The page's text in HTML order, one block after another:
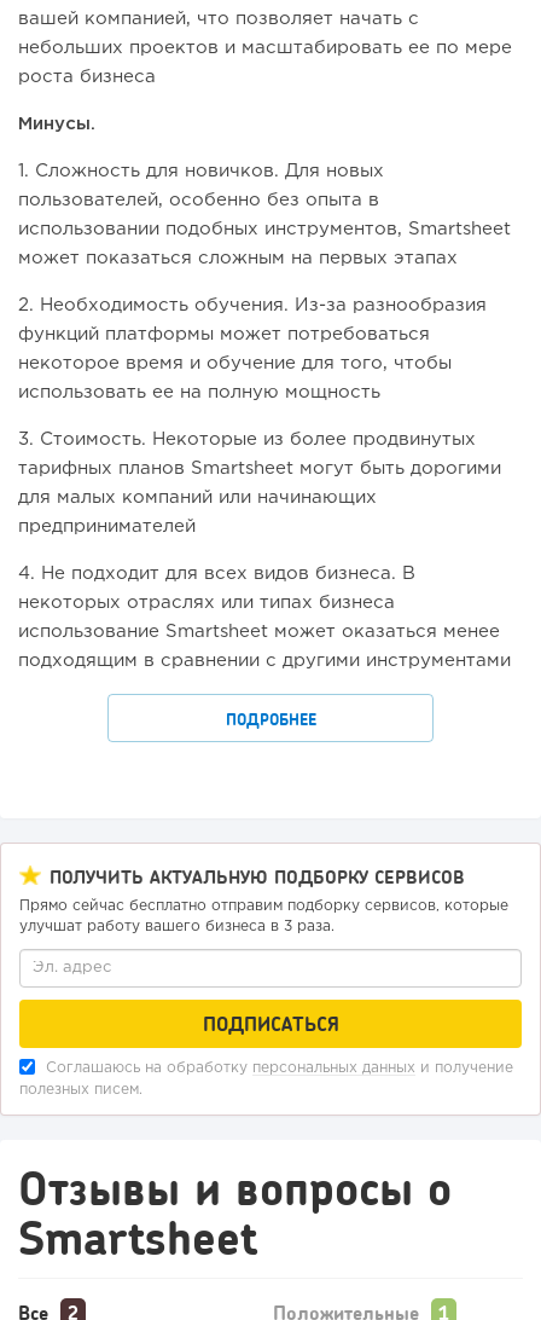
вашей компанией, что позволяет начать с
небольших проектов и масштабировать ее по мере
роста бизнеса
Минусы.
1. Сложность для новичков. Для новых
пользователей, особенно без опыта в
использовании подобных инструментов, Smartsheet
может показаться сложным на первых этапах
2. Необходимость обучения. Из-за разнообразия
функций платформы может потребоваться
некоторое время и обучение для того, чтобы
использовать ее на полную мощность
3. Стоимость. Некоторые из более продвинутых
тарифных планов Smartsheet могут быть дорогими
для малых компаний или начинающих
предпринимателей
4. Не подходит для всех видов бизнеса. В
некоторых отраслях или типах бизнеса
использование Smartsheet может оказаться менее
подходящим в сравнении с другими инструментами
ПОДРОБНЕЕ
ПОЛУЧИТЬ АКТУАЛЬНУЮ ПОДБОРКУ СЕРВИСОВ
Прямо сейчас бесплатно отправим подборку сервисов, которые
улучшат работу вашего бизнеса в 3 раза.
Соглашаюсь на обработку персональных данных и получение
полезных писем.
Отзывы и вопросы о
Smartsheet
Все Положительные